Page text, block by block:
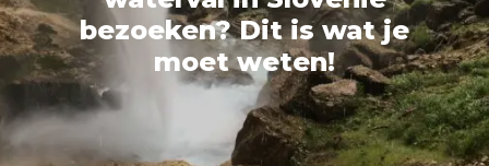
bezoeken? Dit is wat je
moet weten!